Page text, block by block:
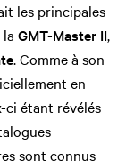
les principales
laGMT-Master II,
. Comme à son
en
ci étant révélés
sont connus